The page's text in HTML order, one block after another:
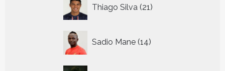
Thiago Silva 21
producten
Sadio Mane 14
producten